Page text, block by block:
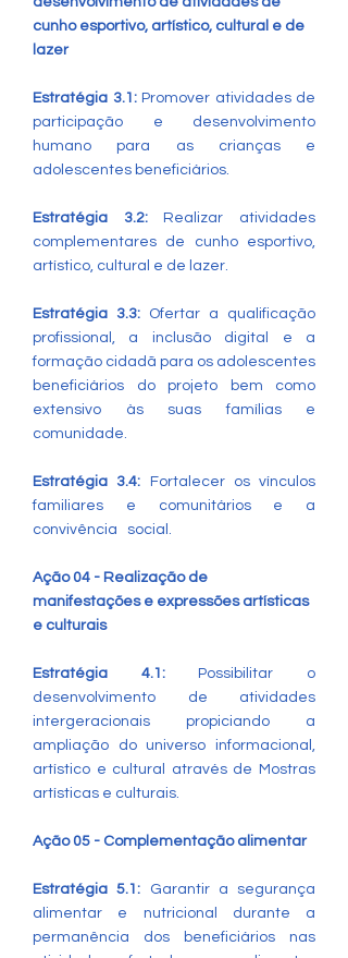
cunho esportivo, artístico, cultural e de
lazer
Estratégia 3.1: Promover atividades de
participação e desenvolvimento
humano para as crianças e
adolescentes beneficiários.
Estratégia 3.2:Realizar atividades
complementares de cunho esportivo,
artístico, cultural e de lazer.
Estratégia 3.3: Ofertar a qualificação
profissional, a inclusão digital e a
formação cidadã para os adolescentes
beneficiários do projeto bem como
extensivo às suas famílias e
comunidade.
Estratégia 3.4: Fortalecer os vínculos
familiares e comunitários e a
convivência social.
Ação 04 - Realização de
manifestações e expressões artísticas
e culturais
Estratégia 4.1:Possibilitar o
desenvolvimento de atividades
intergeracionais propiciando a
ampliação do universo informacional,
artístico e cultural através de Mostras
artísticas e culturais.
Ação 05 - Complementação alimentar
Estratégia 5.1:
Garantir a segurança
alimentar e nutricional durante a
permanência dos beneficiários nas